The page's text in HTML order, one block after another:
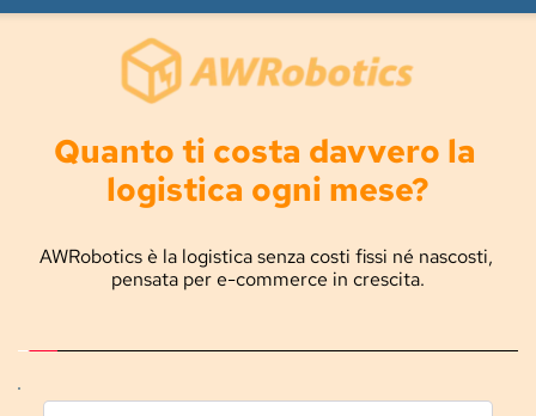
Quanto ti costa davvero la
logistica ogni mese?
AWRobotics è la logistica senza costi fissi né nascosti,
pensata per e-commerce in crescita.